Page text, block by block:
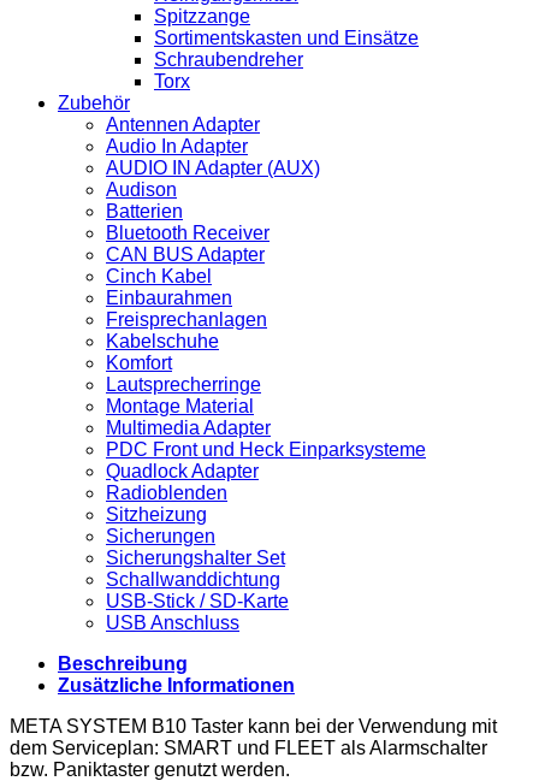
Spitzzange
Sortimentskasten und Einsätze
Schraubendreher
Torx
Zubehör
Antennen Adapter
Audio In Adapter
AUDIO IN Adapter (AUX)
Audison
Batterien
Bluetooth Receiver
CAN BUS Adapter
Cinch Kabel
Einbaurahmen
Freisprechanlagen
Kabelschuhe
Komfort
Lautsprecherringe
Montage Material
Multimedia Adapter
PDC Front und Heck Einparksysteme
Quadlock Adapter
Radioblenden
Sitzheizung
Sicherungen
Sicherungshalter Set
Schallwanddichtung
USB-Stick / SD-Karte
USB Anschluss
Beschreibung
Zusätzliche Informationen
META SYSTEM B10 Taster kann bei der Verwendung mit
dem Serviceplan: SMART und FLEET als Alarmschalter
bzw. Paniktaster genutzt werden.